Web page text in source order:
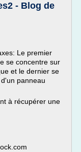
- Blog de
Le premier
se concentre sur
et le dernier se
panneau
à récupérer une